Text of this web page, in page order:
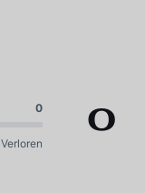
0
Verloren
0